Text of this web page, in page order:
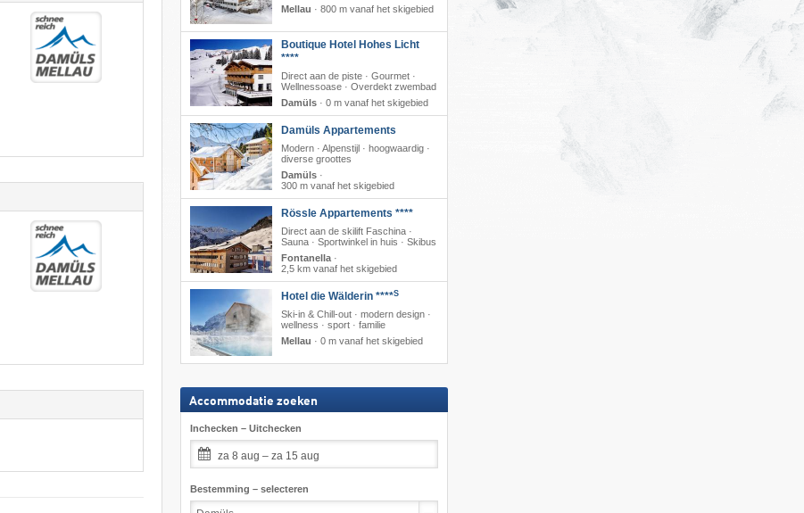
Mellau · 800 m vanaf het skigebied
Boutique Hotel Hohes Licht
****
Direct aan de piste · Gourmet ·
Wellnessoase · Overdekt zwembad
Damüls· 0 m vanaf het skigebied
Damüls Appartements
Modern · Alpenstijl · hoogwaardig ·
diverse groottes
Damüls·
300 m vanaf het skigebied
Rössle Appartements ****
Direct aan de skilift Faschina ·
Sauna · Sportwinkel in huis · Skibus
Fontanella ·
2,5 km vanaf het skigebied
Hotel die Wälderin ****S
Ski-in & Chill-out · modern design ·
wellness · sport · familie
Mellau · 0 m vanaf het skigebied
Accommodatie zoeken
Inchecken – Uitchecken
za 8 aug – za 15 aug
Bestemming – selecteren